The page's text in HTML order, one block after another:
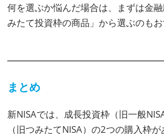
何を選ぶか悩んだ場合は、まずは金
みたて投資枠の商品」から選ぶのもお
まとめ
新NISAでは、成長投資枠（旧一般
（旧つみたてNISA）の2つの購入枠